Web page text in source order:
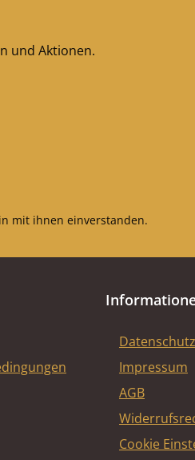
und Aktionen.
mit ihnen einverstanden.
Datenschutz
Impressum
AGB
Cookie